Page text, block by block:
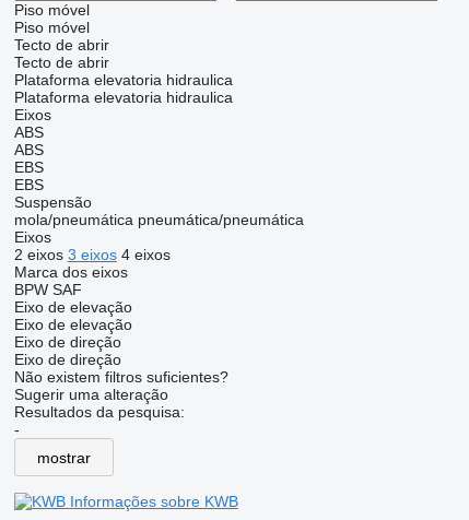
Piso móvel
Piso móvel
Tecto de abrir
Tecto de abrir
Plataforma elevatoria hidraulica
Plataforma elevatoria hidraulica
Eixos
ABS
ABS
EBS
EBS
Suspensão
mola/pneumática pneumática/pneumática
Eixos
2 eixos 3 eixos 4 eixos
Marca dos eixos
BPW SAF
Eixo de elevação
Eixo de elevação
Eixo de direção
Eixo de direção
Não existem filtros suficientes?
Sugerir uma alteração
Resultados da pesquisa:
-
mostrar
Informações sobre KWB